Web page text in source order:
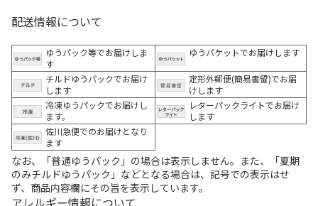
配送情報について
ゆうパック等でお届けしま
す
ゆうパケットでお届けします
チルドゆうパックでお届け
します
定形外郵便(簡易書留)でお届
けします
冷凍ゆうパックでお届けし
ます。
レターパックライトでお届け
します
佐川急便でのお届けとなり
ます
なお、「普通ゆうパック」の場合は表示しません。また、「夏期
のみチルドゆうパック」などとなる場合は、記号での表示はせ
ず、商品内容欄にその旨を表示しています。
アレルギー情報について